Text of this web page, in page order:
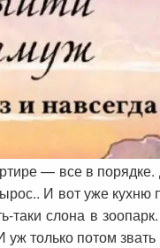
— все в порядке.
И вот уже кухню
слона в
только потом звать